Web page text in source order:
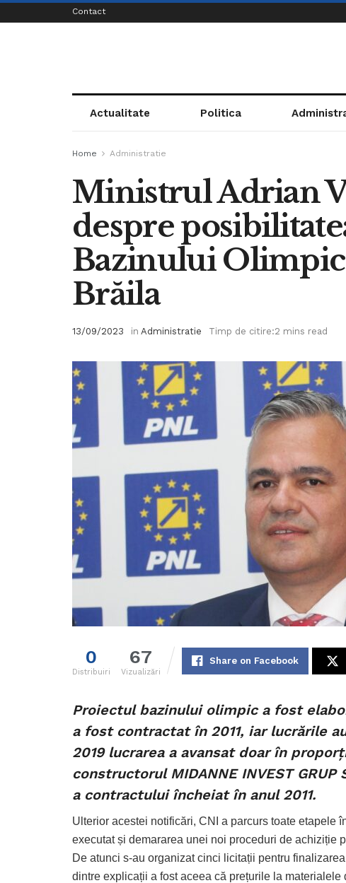
Contact
Actualitate Politica
Home Administratie
Ministrul Adrian
despre
Bazinului
Brăila
13/09/2023 in Administratie Timp de citire:2 mins read
0
Distribuiri
67
Vizualizări
Share on Facebook
Proiectul bazinului olimpic a fost
a fost contractat în 2011, iar lucrările
2019 lucrarea a avansat doar în
constructorul MIDANNE INVEST
a contractului încheiat în anul 2011.
Ulterior acestei notificări, CNI a parcurs toate etapele
executat și demararea unei noi proceduri de
De atunci s-au organizat cinci licitații pentru
dintre explicații a fost aceea că prețurile la